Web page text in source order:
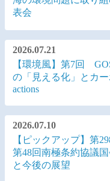
2026.07.24
海の環境問題に取り
表会
2026.07.21
【環境風】第7回
の「見える化」とカ
2026.07.10
【ピックアップ】第